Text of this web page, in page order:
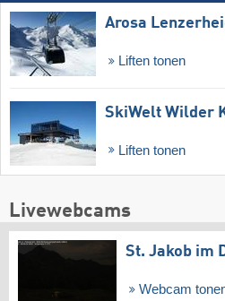
Arosa
Liften tonen
SkiWelt Wilder
Liften tonen
Livewebcams
St. Jakob im
Webcam